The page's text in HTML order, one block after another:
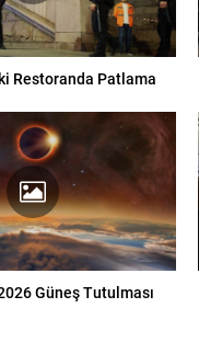
Restoranda Patlama
Güneş Tutulması